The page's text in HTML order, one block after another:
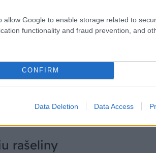
allow Google to enable storage related to
functionality and fraud prevention, and
CONFIRM
Data Deletion Data Access
použiť? Je to jednoduché a
rašeliny